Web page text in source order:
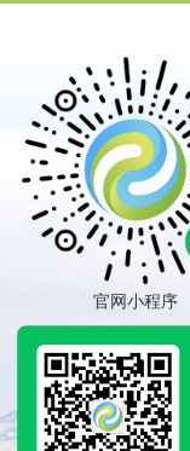
官网小程序